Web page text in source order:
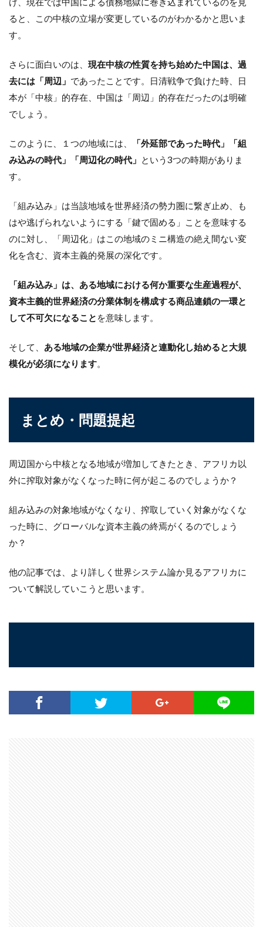
ると、この中核の立場が変更しているのがわかるかと思いま
す。
さらに面白いのは、 現在中核の性質を持ち始めた中国は、過
去には「周辺」 であったことです。日清戦争で負けた時、日
本が「中核」的存在、中国は「周辺」的存在だったのは明確
でしょう。
このように、１つの地域には、
「外延部であった時代」「組
み込みの時代」「周辺化の時代」 という3つの時期がありま
す。
「組み込み」は当該地域を世界経済の勢力圏に繋ぎ止め、も
はや逃げられないようにする「鍵で固める」ことを意味する
のに対し、「周辺化」はこの地域のミニ構造の絶え間ない変
化を含む、資本主義的発展の深化です。
「組み込み」は、ある地域における何か重要な生産過程が、
資本主義的世界経済の分業体制を構成する商品連鎖の一環と
して不可欠になること を意味します。
そして、 ある地域の企業が世界経済と連動化し始めると大規
模化が必須になります。
まとめ・問題提起
周辺国から中核となる地域が増加してきたとき、アフリカ以
外に搾取対象がなくなった時に何が起こるのでしょうか？
組み込みの対象地域がなくなり、搾取していく対象がなくな
った時に、グローバルな資本主義の終焉がくるのでしょう
か？
他の記事では、より詳しく世界システム論か見るアフリカに
ついて解説していこうと思います。